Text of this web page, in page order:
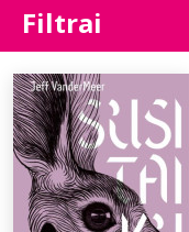
Filtrai